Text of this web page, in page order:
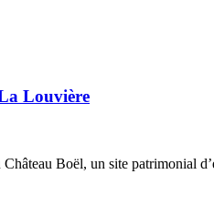
Louvière
Boël, un site patrimonial